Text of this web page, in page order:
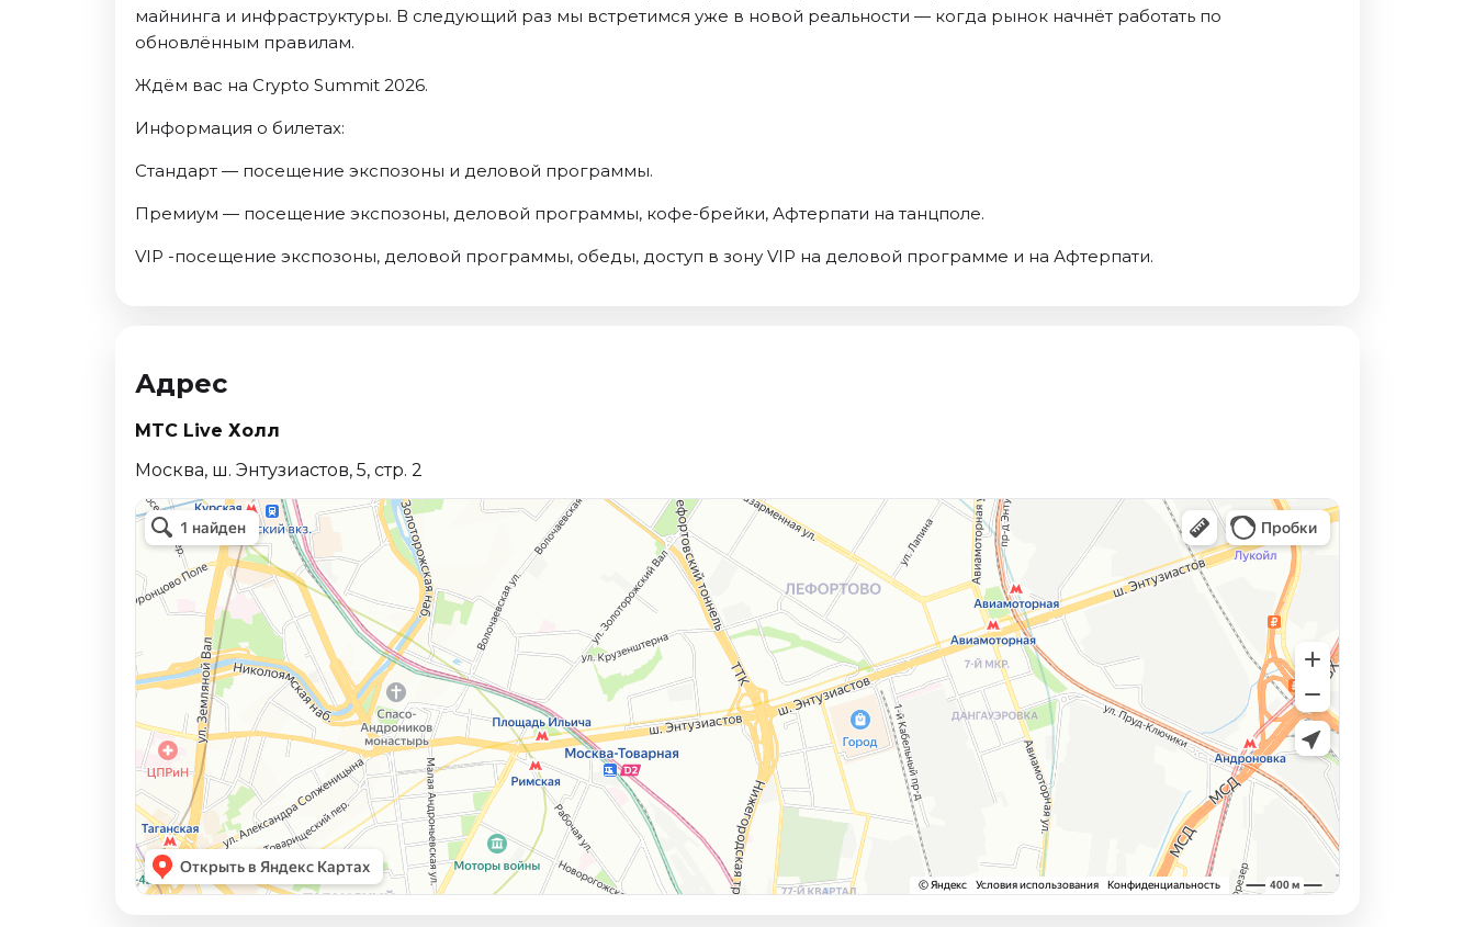
Октябрь 2026
майнинга и инфраструктуры. В следующий раз мы встретимся уже в новой реальности — когда рынок начнёт работать по
обновлённым правилам.
Ждём вас на Crypto Summit 2026.
Информация о билетах:
Стандарт — посещение экспозоны и деловой программы.
Премиум — посещение экспозоны, деловой программы, кофе-брейки, Афтерпати на танцполе.
VIP -посещение экспозоны, деловой программы, обеды, доступ в зону VIP на деловой программе и на Афтерпати.
Адрес
MTC Live Холл
Москва, ш. Энтузиастов, 5, стр. 2